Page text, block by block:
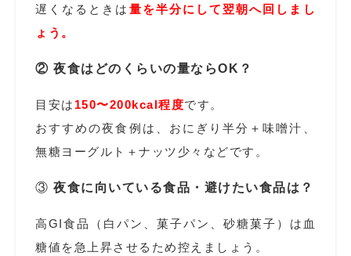
遅くなるときは 量を半分にして翌朝へ回しまし
ょう。
② 夜食はどのくらいの量ならOK？
目安は 150〜200kcal程度です。
おすすめの夜食例は、おにぎり半分＋味噌汁、
無糖ヨーグルト＋ナッツ少々などです。
③ 夜食に向いている食品・避けたい食品は？
高GI食品（白パン、菓子パン、砂糖菓子）は血
糖値を急上昇させるため控えましょう。